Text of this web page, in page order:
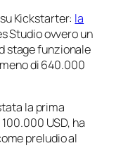
Kickstarter: la
Studioovvero un
stagefunzionale
di 640.000
la prima
USD, ha
preludio al